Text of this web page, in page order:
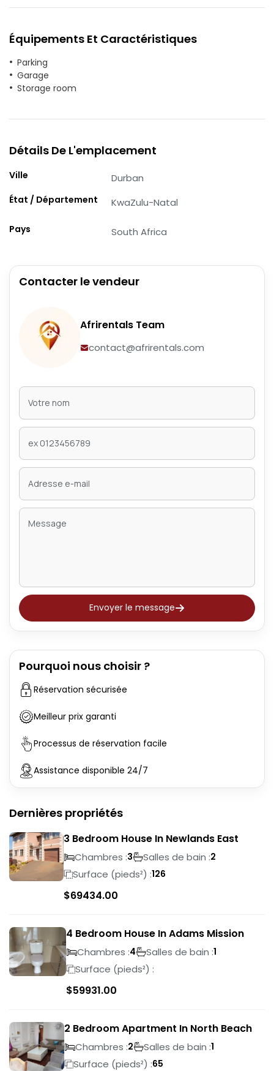
Équipements Et Caractéristiques
Parking
Garage
Storage room
Détails De L'emplacement
Ville Durban
État / Département KwaZulu-Natal
Pays South Africa
Contacter le vendeur
Afrirentals Team
contact@afrirentals.com
Envoyer le message
Pourquoi nous choisir ?
Réservation sécurisée
Meilleur prix garanti
Processus de réservation facile
Assistance disponible 24/7
Dernières propriétés
3 Bedroom House In Newlands East
Chambres :3 Salles de bain :2
Surface (pieds²) :126
$69434.00
4 Bedroom House In Adams Mission
Chambres :4 Salles de bain :1
Surface (pieds²) :
$59931.00
2 Bedroom Apartment In North Beach
Chambres :2 Salles de bain :1
Surface (pieds²) :65